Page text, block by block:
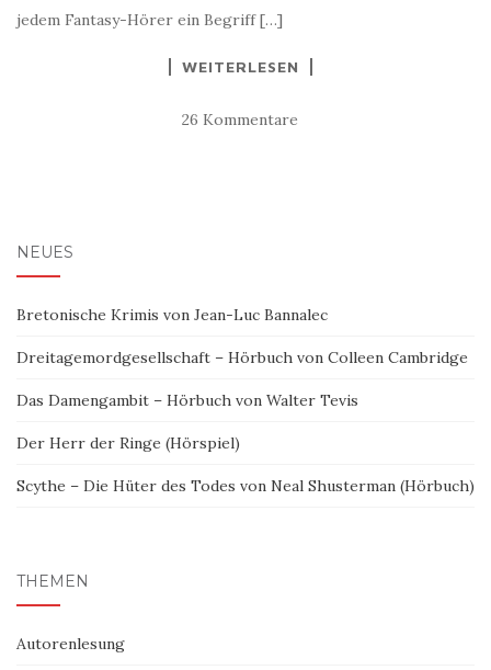
jedem Fantasy-Hörer ein Begriff […]
WEITERLESEN
26 Kommentare
NEUES
Bretonische Krimis von Jean-Luc Bannalec
Dreitagemordgesellschaft – Hörbuch von Colleen Cambridge
Das Damengambit – Hörbuch von Walter Tevis
Der Herr der Ringe (Hörspiel)
Scythe – Die Hüter des Todes von Neal Shusterman (Hörbuch)
THEMEN
Autorenlesung